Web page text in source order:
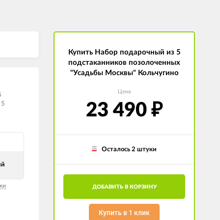
5
Купить Набор подарочный из 5
подстаканников позолоченных
"Усадьбы Москвы" Кольчугино
Цена
23 490 ₽
Осталось 2 штуки
ДОБАВИТЬ В КОРЗИНУ
Купить в 1 клик